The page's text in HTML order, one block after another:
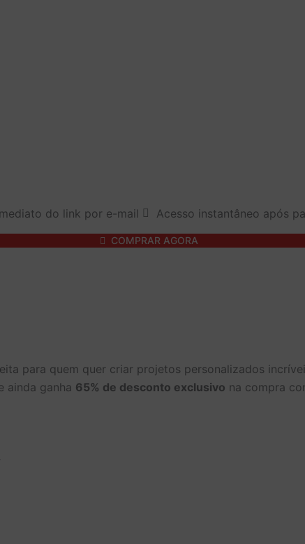
do link por e-mail
Acesso instantâneo após
COMPRAR AGORA
para quem quer criar projetos personalizados
ainda ganha 65% de desconto exclusivo na compra